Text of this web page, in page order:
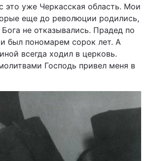
это уже Черкасская область. Мои
еще до революции родились,
не отказывались. Прадед по
был пономарем сорок лет. А
всегда ходил в церковь.
Господь привел меня в